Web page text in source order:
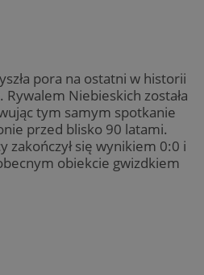
pora na ostatni w historii
Niebieskich została
tym samym spotkanie
przed blisko 90 latami.
zakończył się wynikiem 0:0 i
obiekcie gwizdkiem